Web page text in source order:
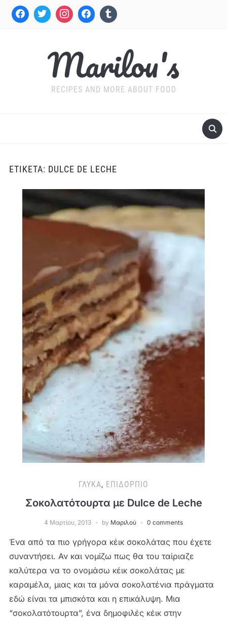
Marilou's
RECIPES AND MORE ABOUT FOOD
ΕΤΙΚΈΤΑ: DULCE DE LECHE
ΓΛΥΚΆ, ΕΠΙΔΌΡΠΙΟ
Σοκολατότουρτα με Dulce de Leche
4 Μαρτίου, 2013 by Μαριλού 0 comments
Ένα από τα πιο γρήγορα κέικ σοκολάτας που έχετε
συναντήσει. Αν και νομίζω πως θα του ταίριαζε
καλύτερα να το ονομάσω κέικ σοκολάτας με
καραμέλα, μιας και τα μόνα σοκολατένια πράγματα
εδώ είναι τα μπισκότα και η επικάλυψη. Μια
“σοκολατότουρτα”, ένα δημοφιλές κέικ στην